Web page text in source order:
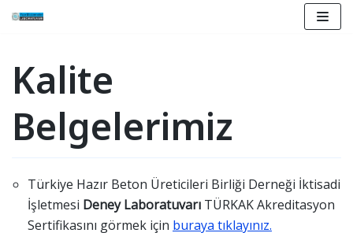
geç
Kalite
Belgelerimiz
Türkiye Hazır Beton Üreticileri Birliği Derneği İktisadi
İşletmesi Deney Laboratuvarı TÜRKAK Akreditasyon
Sertifikasını görmek için buraya tıklayınız.